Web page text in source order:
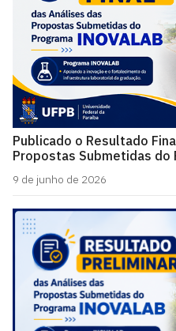
Publicado o Resultado
Propostas Submetidas do
9 de junho de 2026